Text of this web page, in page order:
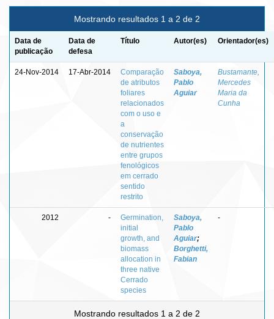
Mostrando resultados 1 a 2 de 2
Data de
publicação
Data de
defesa
Título Autor(es) Orientador(es)
24-Nov-2014 17-Abr-2014
Comparação
de atributos
foliares
relacionados
com o uso e
a
conservação
de nutrientes
entre grupos
fenológicos
em cerrado
sentido
restrito
Saboya,
Pablo
Aguiar
Bustamante,
Mercedes
Maria da
Cunha
2012 -
Germination,
initial
growth, and
biomass
allocation in
three native
Cerrado
species
Saboya,
Pablo
Aguiar;
Borghetti,
Fabian
-
Mostrando resultados 1 a 2 de 2